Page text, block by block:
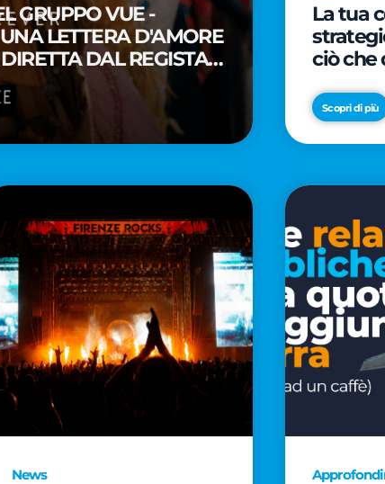
GRUPPO VUE -
LETTERA D'AMORE
DAL REGISTA
La tua
ciò che
Scopri di più
News